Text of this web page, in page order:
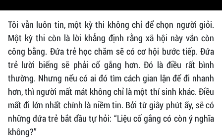
Tôi vẫn luôn tin, một kỳ thi không chỉ để chọn người giỏi.
Một kỳ thi còn là lời khẳng định rằng xã hội này vẫn còn
công bằng. Đứa trẻ học chăm sẽ có cơ hội bước tiếp. Đứa
trẻ lười biếng sẽ phải cố gắng hơn. Đó là điều rất bình
thường. Nhưng nếu có ai đó tìm cách gian lận để đi nhanh
hơn, thì người mất mát không chỉ là một thí sinh khác. Điều
mất đi lớn nhất chính là niềm tin. Bởi từ giây phút ấy, sẽ có
những đứa trẻ bắt đầu tự hỏi: “Liệu cố gắng có còn ý nghĩa
không?”